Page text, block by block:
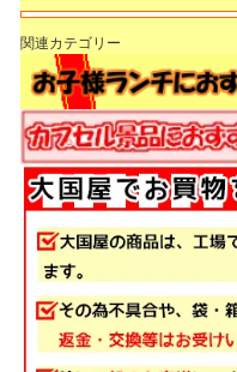
関連カテゴリー